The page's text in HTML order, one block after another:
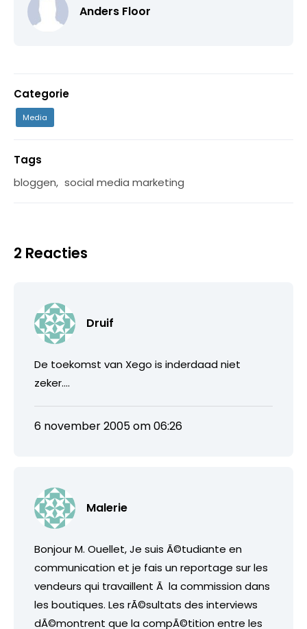
Anders Floor
Categorie
Media
Tags
bloggen, social media marketing
2 Reacties
Druif
De toekomst van Xego is inderdaad niet
zeker….
6 november 2005 om 06:26
Malerie
Bonjour M. Ouellet, Je suis Ã©tudiante en
communication et je fais un reportage sur les
vendeurs qui travaillent Ã la commission dans
les boutiques. Les rÃ©sultats des interviews
dÃ©montrent que la compÃ©tition entre les